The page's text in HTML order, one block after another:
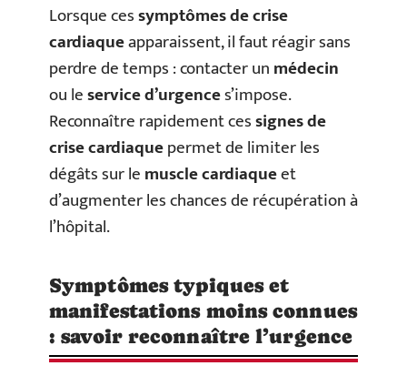
Lorsque cessymptômes de crise
cardiaqueapparaissent, il faut réagir sans
perdre de temps : contacter unmédecin
ou leservice d’urgences’impose.
Reconnaître rapidement cessignes de
crise cardiaquepermet de limiter les
dégâts sur lemuscle cardiaqueet
d’augmenter les chances de récupération à
l’hôpital.
Symptômes typiques et
manifestations moins connues
: savoir reconnaître l’urgence